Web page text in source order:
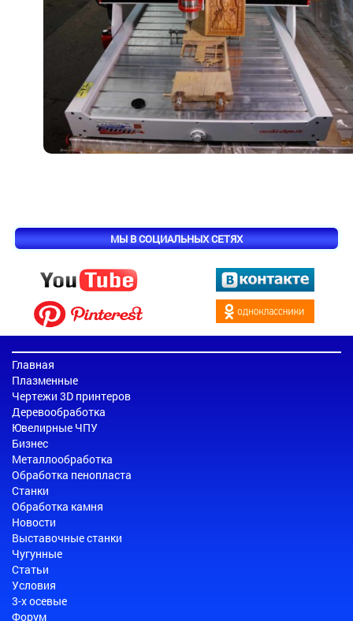
МЫ В СОЦИАЛЬНЫХ СЕТЯХ
Главная
Плазменные
Чертежи 3D принтеров
Деревообработка
Ювелирные ЧПУ
Бизнес
Металлообработка
Обработка пенопласта
Станки
Обработка камня
Новости
Выставочные станки
Чугунные
Статьи
Условия
3-х осевые
Форум